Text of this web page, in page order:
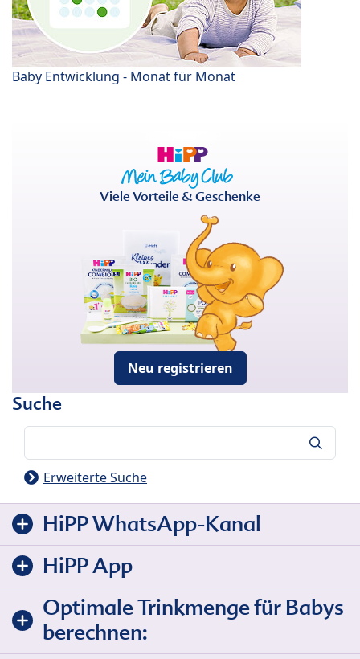
Baby Entwicklung - Monat für Monat
Viele Vorteile & Geschenke
Neu registrieren
Suche
Erweiterte Suche
HiPP WhatsApp-Kanal
HiPP App
Optimale Trinkmenge für Babys
berechnen: